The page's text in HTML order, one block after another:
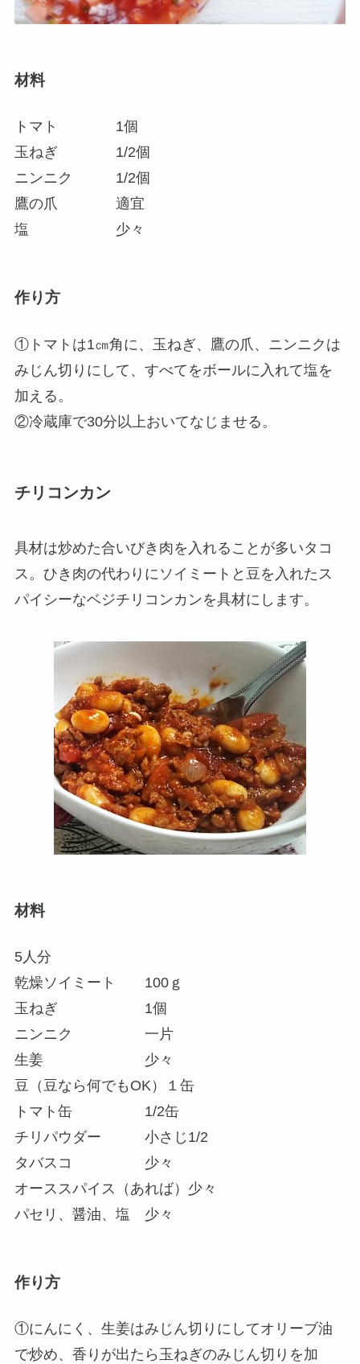
材料
トマト 1個
玉ねぎ 1/2個
ニンニク 1/2個
鷹の爪 適宜
塩 少々
作り方
①トマトは1㎝角に、玉ねぎ、鷹の爪、ニンニクは
みじん切りにして、すべてをボールに入れて塩を
加える。
②冷蔵庫で30分以上おいてなじませる。
チリコンカン
具材は炒めた合いびき肉を入れることが多いタコ
ス。ひき肉の代わりにソイミートと豆を入れたス
パイシーなベジチリコンカンを具材にします。
材料
5人分
乾燥ソイミート 100ｇ
玉ねぎ 1個
ニンニク 一片
生姜 少々
豆（豆なら何でもOK）１缶
トマト缶 1/2缶
チリパウダー 小さじ1/2
タバスコ 少々
オーススパイス（あれば）少々
パセリ、醤油、塩 少々
作り方
①にんにく、生姜はみじん切りにしてオリーブ油
で炒め、香りが出たら玉ねぎのみじん切りを加